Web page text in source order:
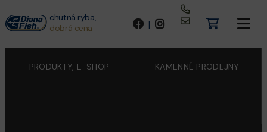
chutná ryba,
dobrá cena
|
PRODUKTY, E-SHOP KAMENNÉ PRODEJNY